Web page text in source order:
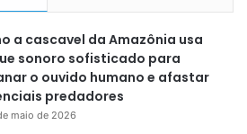
a cascavel da Amazônia usa
sonoro sofisticado para
o ouvido humano e afastar
predadores
maio de 2026